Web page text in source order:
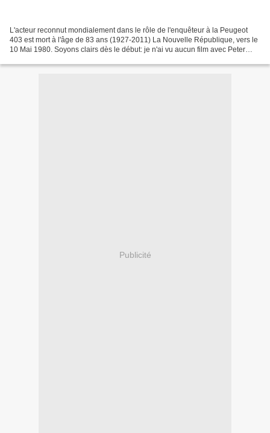
L'acteur reconnut mondialement dans le rôle de l'enquêteur à la Peugeot
403 est mort à l'âge de 83 ans (1927-2011) La Nouvelle République, vers le
10 Mai 1980. Soyons clairs dès le début: je n'ai vu aucun film avec Peter
Publicité